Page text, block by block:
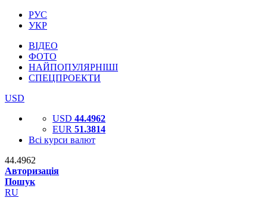
РУС
УКР
ВІДЕО
ФОТО
НАЙПОПУЛЯРНІШІ
СПЕЦПРОЕКТИ
USD
USD 44.4962
EUR 51.3814
Всі курси валют
44.4962
Авторизація
Пошук
RU